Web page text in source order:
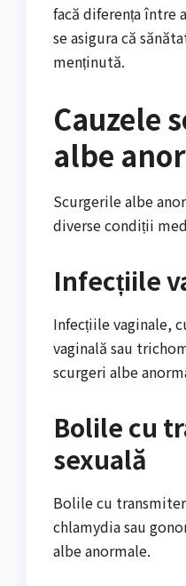
facă diferența între
se asigura că
menținută.
Cauzele
albe
Scurgerile albe
diverse condiții
Infecțiile
Infecțiile vaginale,
vaginală sau
scurgeri albe
Bolile cu
sexuală
Bolile cu
chlamydia sau
albe anormale.